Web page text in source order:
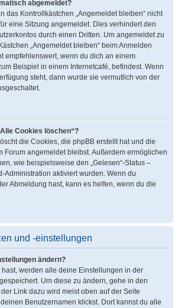
abgemeldet?
das Kontrollkästchen „Angemeldet bleiben“ nicht
eine Sitzung angemeldet. Dies verhindert den
durch einen Dritten. Um angemeldet zu
„Angemeldet bleiben“ beim Anmelden
empfehlenswert, wenn du dich an einem
Beispiel in einem Internetcafé, befindest. Wenn
steht, dann wurde sie vermutlich von der
Cookies löschen“?
die Cookies, die phpBB erstellt hat und die
Forum angemeldet bleibst. Außerdem ermöglichen
wie beispielsweise den „Gelesen“-Status –
Administration aktiviert wurden. Wenn du
Abmeldung hast, kann es helfen, wenn du die
und -einstellungen
ändern?
werden alle deine Einstellungen in der
Um diese zu ändern, gehe in den
Link dazu wird meist oben auf der Seite
Benutzernamen klickst. Dort kannst du alle